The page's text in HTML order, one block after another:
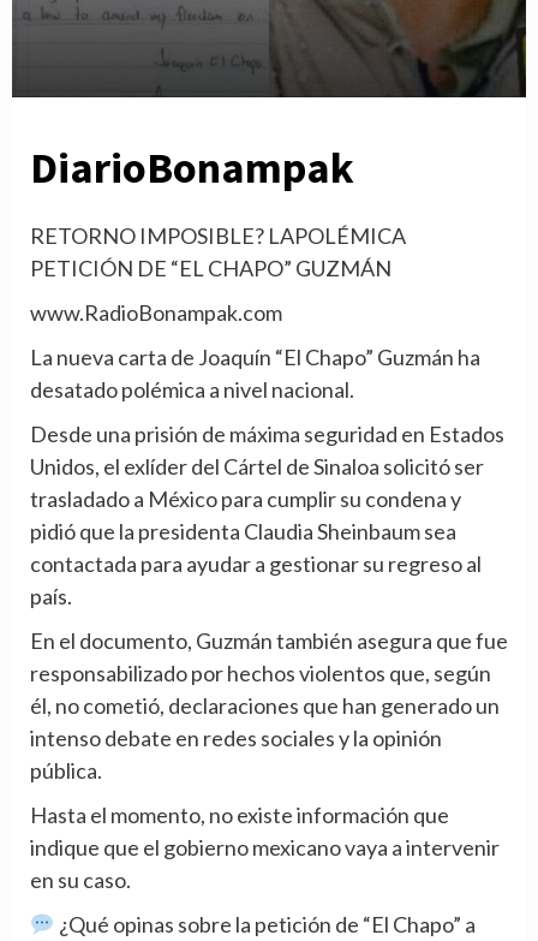
DiarioBonampak
RETORNO IMPOSIBLE? LAPOLÉMICA
PETICIÓN DE “EL CHAPO” GUZMÁN
www.RadioBonampak.com
La nueva carta de Joaquín “El Chapo” Guzmán ha
desatado polémica a nivel nacional.
Desde una prisión de máxima seguridad en Estados
Unidos, el exlíder del Cártel de Sinaloa solicitó ser
trasladado a México para cumplir su condena y
pidió que la presidenta Claudia Sheinbaum sea
contactada para ayudar a gestionar su regreso al
país.
En el documento, Guzmán también asegura que fue
responsabilizado por hechos violentos que, según
él, no cometió, declaraciones que han generado un
intenso debate en redes sociales y la opinión
pública.
Hasta el momento, no existe información que
indique que el gobierno mexicano vaya a intervenir
en su caso.
¿Qué opinas sobre la petición de “El Chapo” a